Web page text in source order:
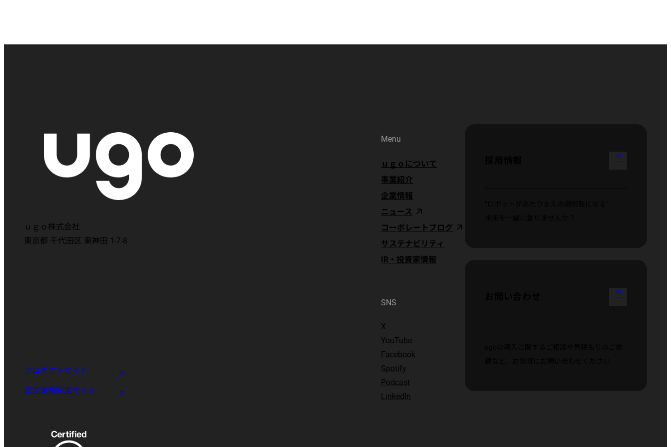
ｕｇｏ株式会社
東京都 千代田区 東神田 1-7-8
プロダクトサイト
認定資格制度サイト
Menu
ｕｇｏについて
事業紹介
企業情報
ニュース
コーポレートブログ
サステナビリティ
IR・投資家情報
SNS
X
YouTube
Facebook
Spotify
Podcast
LinkedIn
arrow_outward
arrow_outward